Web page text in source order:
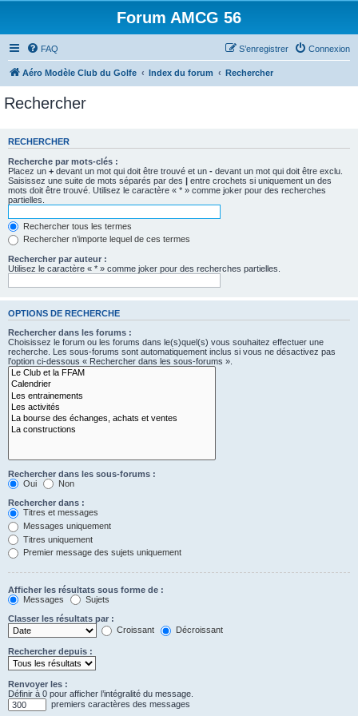
Forum AMCG 56
FAQ Connexion
S’enregistrer
Aéro Modèle Club du Golfe Index du forum Rechercher
Rechercher
RECHERCHER
Recherche par mots-clés :
Placez un + devant un mot qui doit être trouvé et un - devant un mot qui doit être exclu.
Saisissez une suite de mots séparés par des | entre crochets si uniquement un des
mots doit être trouvé. Utilisez le caractère « * » comme joker pour des recherches
partielles.
Rechercher tous les termes
Rechercher n’importe lequel de ces termes
Rechercher par auteur :
Utilisez le caractère « * » comme joker pour des recherches partielles.
OPTIONS DE RECHERCHE
Rechercher dans les forums :
Choisissez le forum ou les forums dans le(s)quel(s) vous souhaitez effectuer une
recherche. Les sous-forums sont automatiquement inclus si vous ne désactivez pas
l’option ci-dessous « Rechercher dans les sous-forums ».
Rechercher dans les sous-forums :
Oui
Non
Rechercher dans :
Titres et messages
Messages uniquement
Titres uniquement
Premier message des sujets uniquement
Afficher les résultats sous forme de :
Messages
Sujets
Classer les résultats par :
Croissant
Décroissant
Rechercher depuis :
Renvoyer les :
Définir à 0 pour afficher l’intégralité du message.
premiers caractères des messages